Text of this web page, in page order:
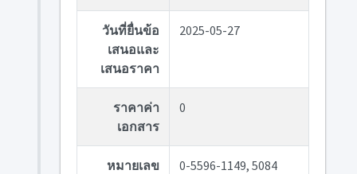
วันที่ยื่นข้อ
เสนอและ
เสนอราคา
2025-05-27
ราคาค่า
เอกสาร
0
หมายเลข
0-5596-1149, 5084